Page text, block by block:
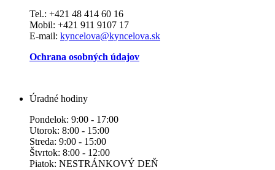
Tel.: +421 48 414 60 16
Mobil: +421 911 9107 17
E-mail: kyncelova@kyncelova.sk
Ochrana osobných údajov
Úradné hodiny
Pondelok: 9:00 - 17:00
Utorok: 8:00 - 15:00
Streda: 9:00 - 15:00
Štvrtok: 8:00 - 12:00
Piatok: NESTRÁNKOVÝ DEŇ